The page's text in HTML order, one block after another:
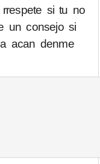
si tu no
un consejo si
acan denme